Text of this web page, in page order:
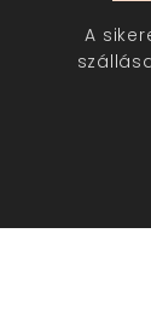
A